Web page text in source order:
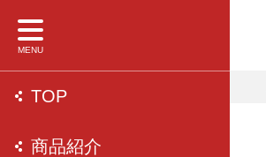
MENU
TOP
NEWS
商品紹介